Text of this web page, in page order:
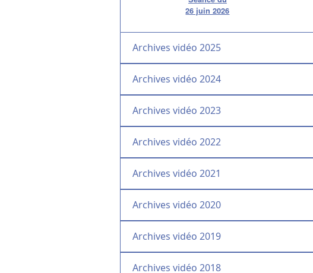
26 juin 2026
Archives vidéo 2025
Archives vidéo 2024
Archives vidéo 2023
Archives vidéo 2022
Archives vidéo 2021
Archives vidéo 2020
Archives vidéo 2019
Archives vidéo 2018